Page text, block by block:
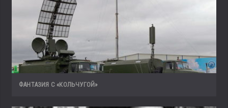
ФАНТАЗИЯ С «КОЛЬЧУГОЙ»